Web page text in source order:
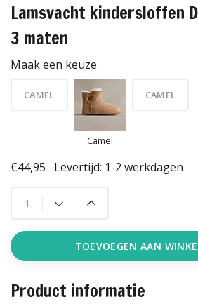
Lamsvacht kindersloffen
3 maten
Maak een keuze
CAMEL
Camel
CAMEL
€44,95 Levertijd: 1-2 werkdagen
TOEVOEGEN AAN
Product informatie